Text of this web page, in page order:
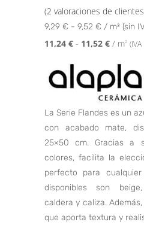
(2 valoraciones de
9,29 € - 9,52 € / m² (sin
11,24 € - 11,52 € / m2
La Serie Flandes es un
con acabado mate,
25×50 cm. Gracias a
colores, facilita la
perfecto para
disponibles son
caldera y caliza.
que aporta textura y